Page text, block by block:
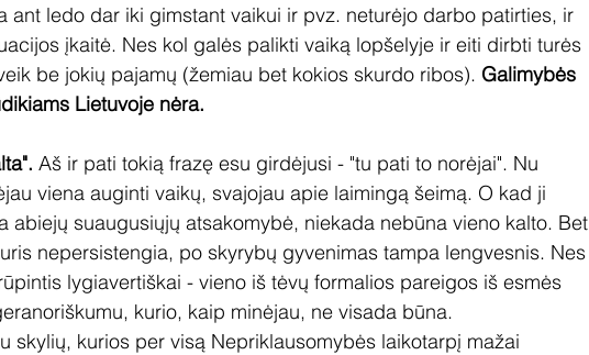
ant ledo dar iki gimstant vaikui ir pvz. neturėjo darbo patirties, ir
įkaitė. Nes kol galės palikti vaiką lopšelyje ir eiti dirbti turės
be jokių pajamų (žemiau bet kokios skurdo ribos). Galimybės
Lietuvoje nėra.
Aš ir pati tokią frazę esu girdėjusi - "tu pati to norėjai". Nu
viena auginti vaikų, svajojau apie laimingą šeimą. O kad ji
abiejų suaugusiųjų atsakomybė, niekada nebūna vieno kalto. Bet
nepersistengia, po skyrybų gyvenimas tampa lengvesnis. Nes
lygiavertiškai - vieno iš tėvų formalios pareigos iš esmės
kurio, kaip minėjau, ne visada būna.
skylių, kurios per visą Nepriklausomybės laikotarpį mažai